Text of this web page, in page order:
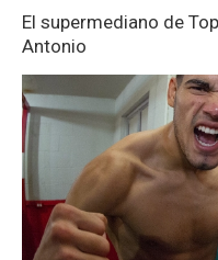
El supermediano de
Antonio